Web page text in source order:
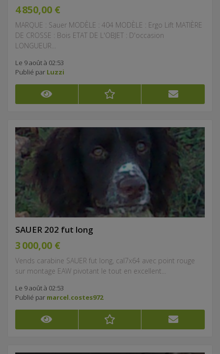
4 850,00 €
MARQUE : Sauer MODÈLE : 404 MODÈLE : Ergo Lift MATIÈRE
DE CROSSE : Bois ETAT DE L'OBJET : D'occasion
LONGUEUR...
Le 9 août à 02:53
Publié par Luzzi
SAUER 202 fut long
3 000,00 €
Vends carabine SAUER fut long, cal7x64 avec point rouge
sur montage EAW pivotant le tout en excellent...
Le 9 août à 02:53
Publié par marcel.costes972